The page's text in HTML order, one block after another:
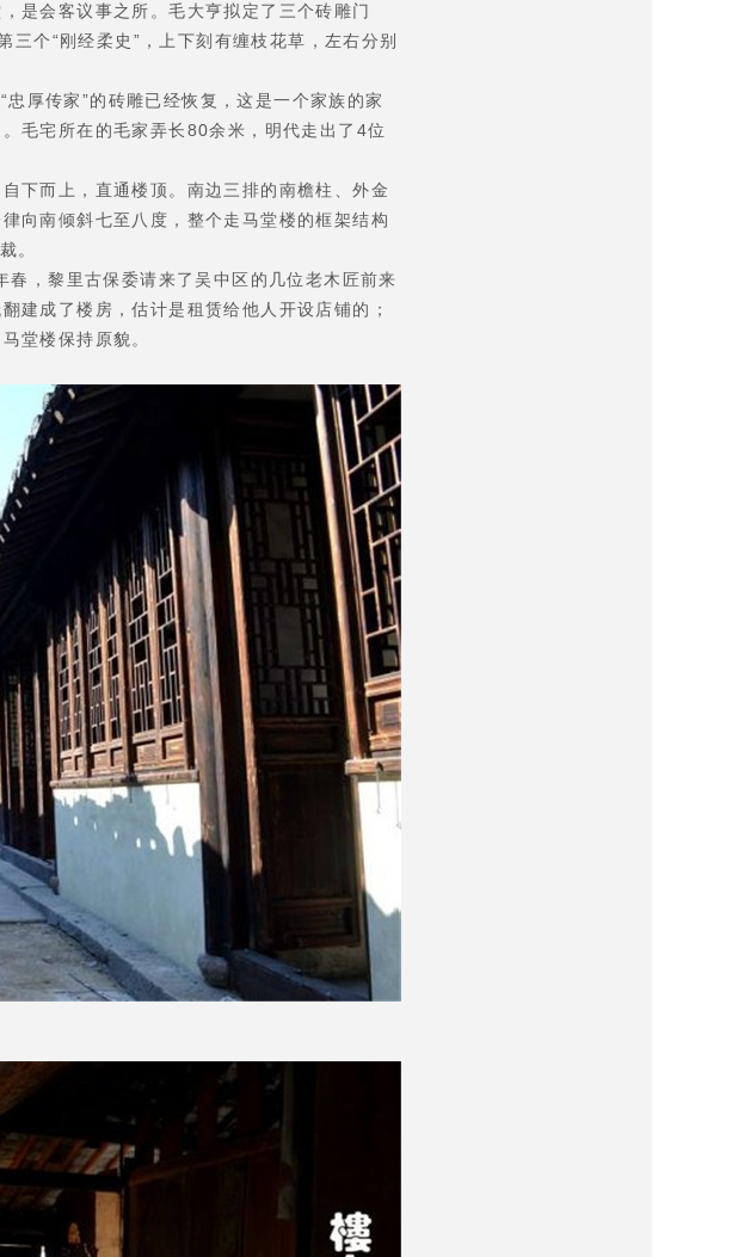
是会客议事之所。毛大亨拟定了三个砖雕门
三个“刚经柔史”，上下刻有缠枝花草，左右分别
传家”的砖雕已经恢复，这是一个家族的家
毛宅所在的毛家弄长80余米，明代走出了4位
而上，直通楼顶。南边三排的南檐柱、外金
向南倾斜七至八度，整个走马堂楼的框架结构
。
，黎里古保委请来了吴中区的几位老木匠前来
建成了楼房，估计是租赁给他人开设店铺的；
堂楼保持原貌。